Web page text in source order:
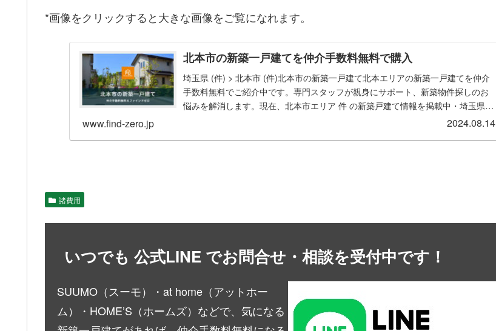
*画像をクリックすると大きな画像をご覧になれます。
北本市の新築一戸建てを仲介手数料無料で購入
埼玉県 (件) > 北本市 (件)北本市の新築一戸建て北本エリアの新築一戸建てを仲介
手数料無料でご紹介中です。専門スタッフが親身にサポート、新築物件探しのお
悩みを解消します。現在、北本市エリア 件 の新築戸建て情報を掲載中・埼玉県北
本市の新築一戸建て（仲介手数料無料）一覧ページを表示する。北本市の新着物
www.find-zero.jp 2024.08.14
諸費用
いつでも 公式LINE でお問合せ・相談を受付中です！
SUUMO（スーモ）・at home（アットホー
ム）・HOME’S（ホームズ）などで、気になる